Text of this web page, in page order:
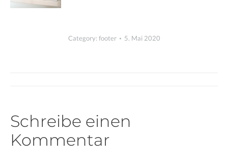
Category:footer 5. Mai 2020
Schreibe einen
Kommentar